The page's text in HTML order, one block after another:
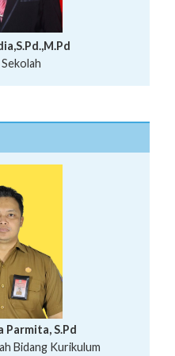
Parmita, S.Pd
Bidang Kurikulum
Pratita, S.Pd., M.Sn
Sutantri, S.Pd.